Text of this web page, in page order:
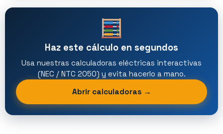
Haz este cálculo en segundos
Usa nuestras calculadoras eléctricas interactivas
(NEC / NTC 2050) y evita hacerlo a mano.
Abrir calculadoras →